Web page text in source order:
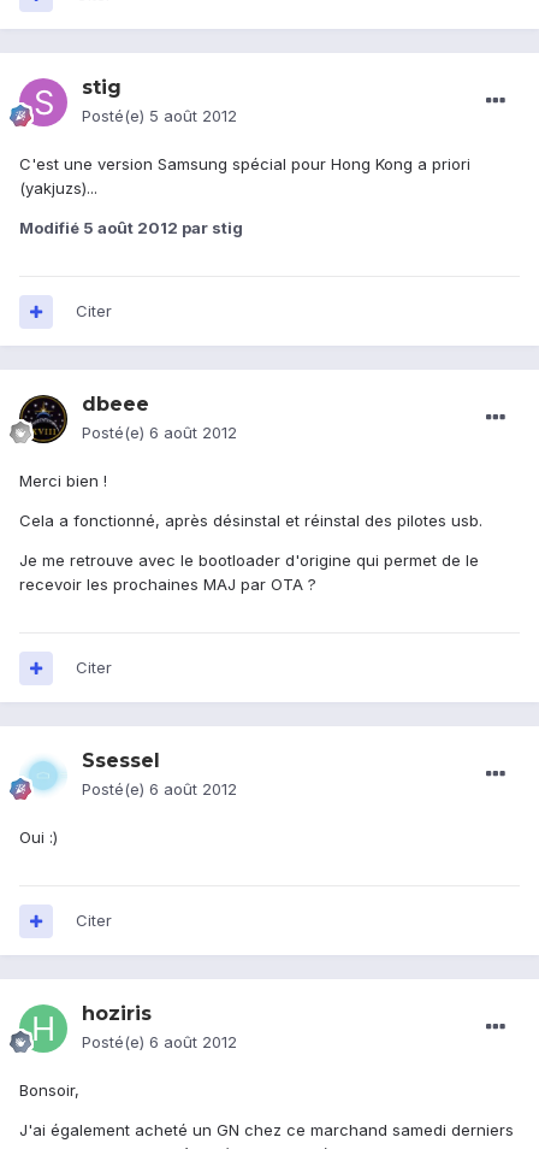
stig
Posté(e) 5 août 2012
C'est une version Samsung spécial pour Hong Kong a priori
(yakjuzs)...
Modifié 5 août 2012 par stig
Citer
dbeee
Posté(e) 6 août 2012
Merci bien !
Cela a fonctionné, après désinstal et réinstal des pilotes usb.
Je me retrouve avec le bootloader d'origine qui permet de le
recevoir les prochaines MAJ par OTA ?
Citer
Ssessel
Posté(e) 6 août 2012
Oui :)
Citer
hoziris
Posté(e) 6 août 2012
Bonsoir,
J'ai également acheté un GN chez ce marchand samedi derniers